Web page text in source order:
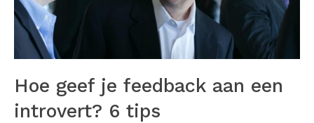
Hoe geef je feedback aan een
introvert? 6 tips